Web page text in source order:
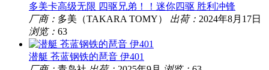
多美卡高级无限 四驱兄弟！！迷你四驱 胜利冲锋
厂商： 多美（TAKARA TOMY） 出荷： 2024年8月17日
浏览： 63
潜艇 苍蓝钢铁的琶音 伊401